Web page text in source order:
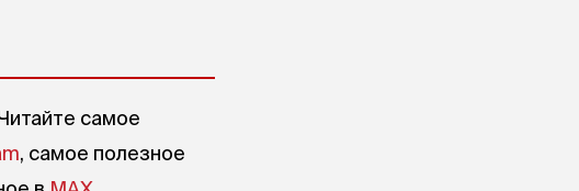
самое
, самое полезное